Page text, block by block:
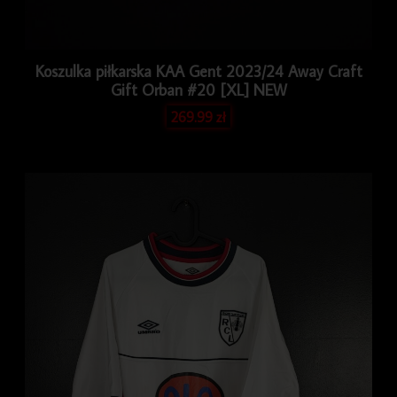
Koszulka piłkarska KAA Gent 2023/24 Away Craft
Gift Orban #20 [XL] NEW
269.99zł